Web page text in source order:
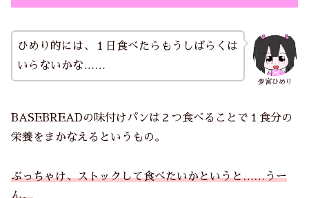
夢宮ひめり
ひめり的には、１日食べたらもうしばらくは
いらないかな……
BASEBREADの味付けパンは２つ食べることで１食分の
栄養をまかなえるというもの。
ぶっちゃけ、ストックして食べたいかというと……うー
ん。